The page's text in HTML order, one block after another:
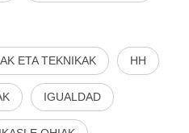
ETA TEKNIKAK HH
IGUALDAD